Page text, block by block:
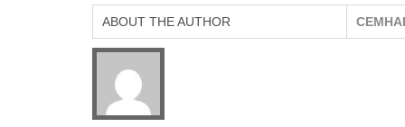
ABOUT THE AUTHOR